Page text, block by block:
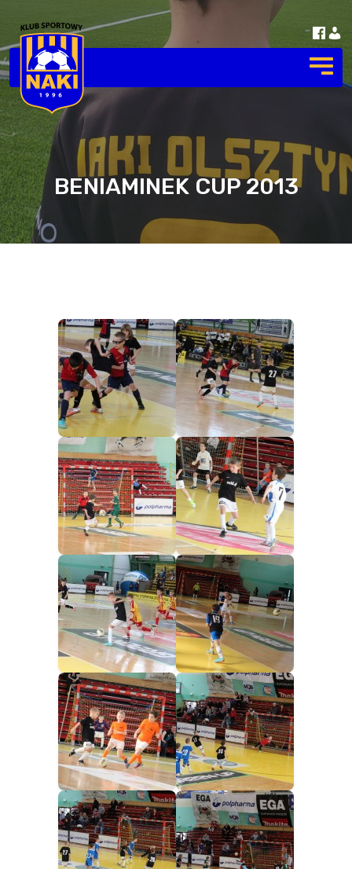
BENIAMINEK CUP 2013